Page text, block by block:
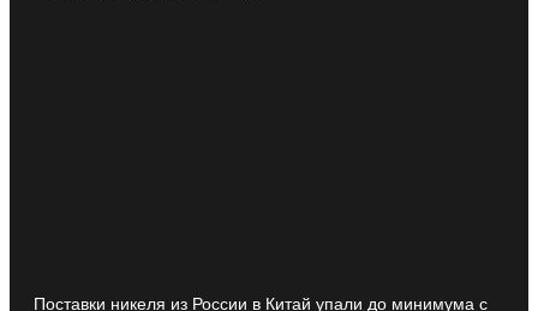
Поставки никеля из России в Китай упали до минимума с